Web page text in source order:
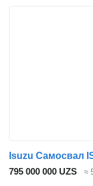
Isuzu Самосвал
795 000 000 UZS
≈